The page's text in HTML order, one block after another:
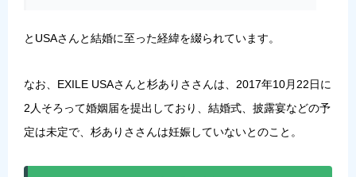
とUSAさんと結婚に至った経緯を綴られています。
なお、EXILE USAさんと杉ありささんは、2017年10月22日に
2人そろって婚姻届を提出しており、結婚式、披露宴などの予
定は未定で、杉ありささんは妊娠していないとのこと。